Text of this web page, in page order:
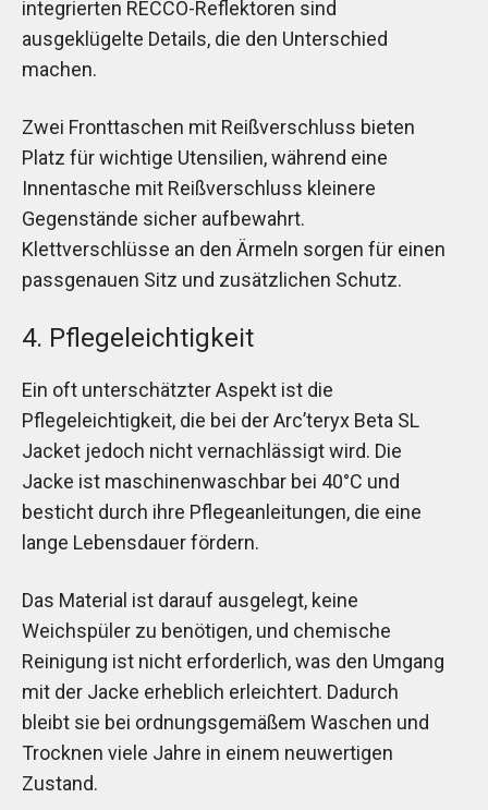
integrierten RECCO-Reflektoren sind
ausgeklügelte Details, die den Unterschied
machen.
Zwei Fronttaschen mit Reißverschluss bieten
Platz für wichtige Utensilien, während eine
Innentasche mit Reißverschluss kleinere
Gegenstände sicher aufbewahrt.
Klettverschlüsse an den Ärmeln sorgen für einen
passgenauen Sitz und zusätzlichen Schutz.
4. Pflegeleichtigkeit
Ein oft unterschätzter Aspekt ist die
Pflegeleichtigkeit, die bei der Arc’teryx Beta SL
Jacket jedoch nicht vernachlässigt wird. Die
Jacke ist maschinenwaschbar bei 40°C und
besticht durch ihre Pflegeanleitungen, die eine
lange Lebensdauer fördern.
Das Material ist darauf ausgelegt, keine
Weichspüler zu benötigen, und chemische
Reinigung ist nicht erforderlich, was den Umgang
mit der Jacke erheblich erleichtert. Dadurch
bleibt sie bei ordnungsgemäßem Waschen und
Trocknen viele Jahre in einem neuwertigen
Zustand.